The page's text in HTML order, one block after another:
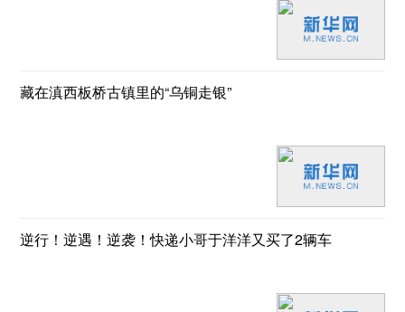
藏在滇西板桥古镇里的“乌铜走银”
逆行！逆遇！逆袭！快递小哥于洋洋又买了2辆车